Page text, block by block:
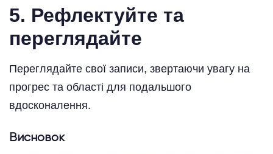
5. Рефлектуйте та
переглядайте
Переглядайте свої записи, звертаючи увагу на
прогрес та області для подальшого
вдосконалення.
Висновок